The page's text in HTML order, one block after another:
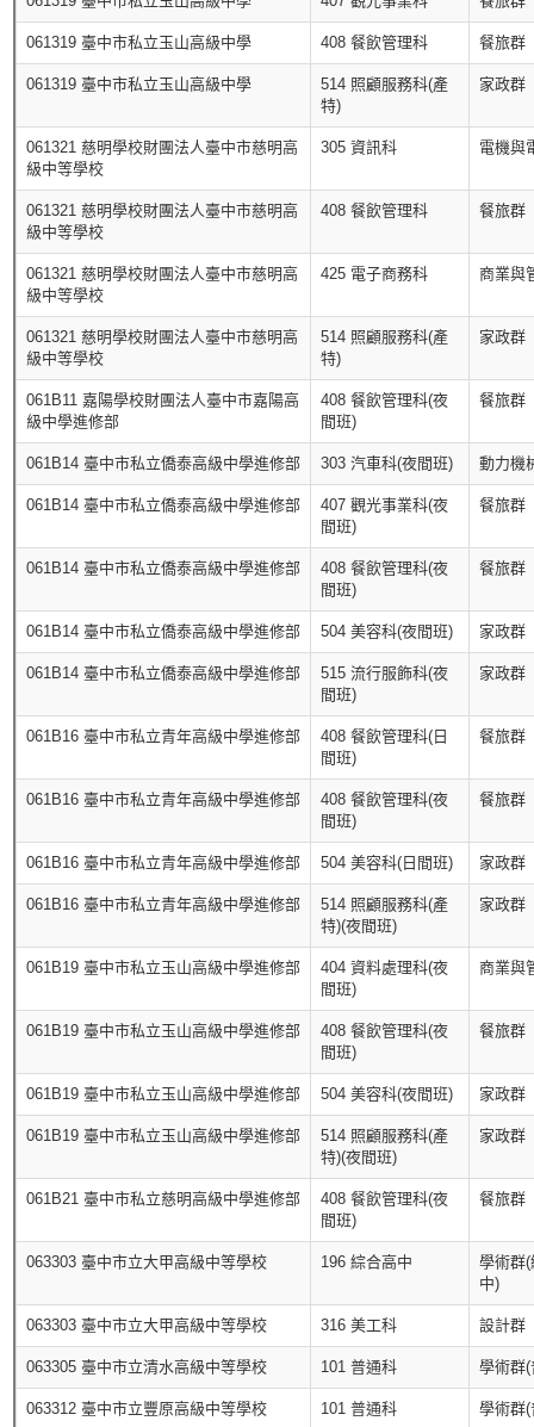
061319 臺中市私立玉山高級中學 408 餐飲管理科 餐旅群
061319 臺中市私立玉山高級中學
514 照顧服務科(產
特)
家政群
061321 慈明學校財團法人臺中市慈明高
級中等學校
305 資訊科 電機與
061321 慈明學校財團法人臺中市慈明高
級中等學校
408 餐飲管理科 餐旅群
061321 慈明學校財團法人臺中市慈明高
級中等學校
425 電子商務科 商業與
061321 慈明學校財團法人臺中市慈明高
級中等學校
514 照顧服務科(產
特)
家政群
061B11 嘉陽學校財團法人臺中市嘉陽高
級中學進修部
408 餐飲管理科(夜
間班)
餐旅群
061B14 臺中市私立僑泰高級中學進修部 303 汽車科(夜間班) 動力機
061B14 臺中市私立僑泰高級中學進修部
407 觀光事業科(夜
間班)
餐旅群
061B14 臺中市私立僑泰高級中學進修部
408 餐飲管理科(夜
間班)
餐旅群
061B14 臺中市私立僑泰高級中學進修部 504 美容科(夜間班) 家政群
061B14 臺中市私立僑泰高級中學進修部
515 流行服飾科(夜
間班)
家政群
061B16 臺中市私立青年高級中學進修部
408 餐飲管理科(日
間班)
餐旅群
061B16 臺中市私立青年高級中學進修部
408 餐飲管理科(夜
間班)
餐旅群
061B16 臺中市私立青年高級中學進修部 504 美容科(日間班) 家政群
061B16 臺中市私立青年高級中學進修部
514 照顧服務科(產
特)(夜間班)
家政群
061B19 臺中市私立玉山高級中學進修部
404 資料處理科(夜
間班)
商業與
061B19 臺中市私立玉山高級中學進修部
408 餐飲管理科(夜
間班)
餐旅群
061B19 臺中市私立玉山高級中學進修部 504 美容科(夜間班) 家政群
061B19 臺中市私立玉山高級中學進修部
514 照顧服務科(產
特)(夜間班)
家政群
061B21 臺中市私立慈明高級中學進修部
408 餐飲管理科(夜
間班)
餐旅群
063303 臺中市立大甲高級中等學校 196 綜合高中
學術群
中)
063303 臺中市立大甲高級中等學校 316 美工科 設計群
063305 臺中市立清水高級中等學校 101 普通科 學術群
063312 臺中市立豐原高級中等學校 101 普通科 學術群